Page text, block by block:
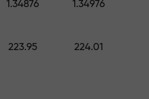
Anda
—
1.34876 1.34976
223.95 224.01